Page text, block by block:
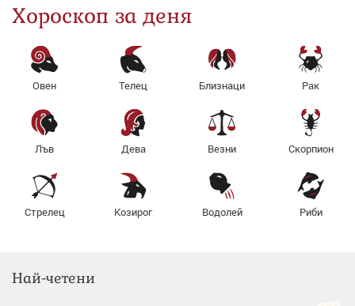
Хороскоп за деня
Овен Телец Близнаци Рак
Лъв Дева Везни Скорпион
Стрелец Козирог Водолей Риби
Най-четени